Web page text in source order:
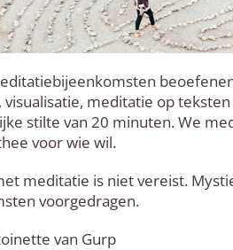
meditatie op
stilte van 20 minuten. We
voor wie wil.
meditatie is niet vereist.
voorgedragen.
van Gurp